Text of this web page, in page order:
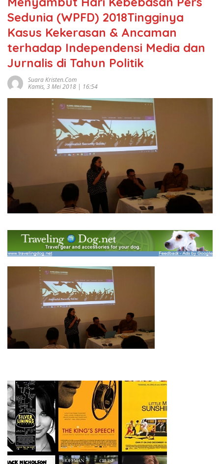
Sedunia (WPFD) 2018Tingginya
Kasus Kekerasan & Ancaman
terhadap Independensi Media dan
Jurnalis di Tahun Politik
Suara Kristen.com
Kamis, 3 Mei 2018 | 16:54